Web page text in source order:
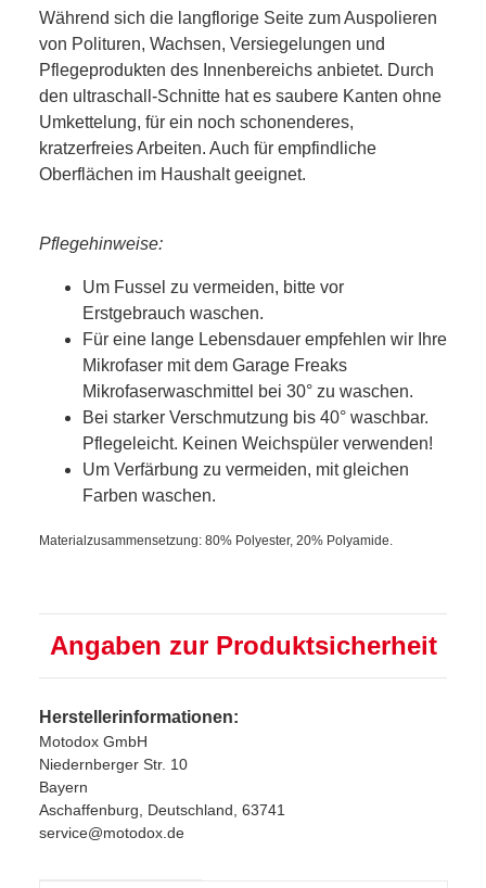
Während sich die langflorige Seite zum Auspolieren
von Polituren, Wachsen, Versiegelungen und
Pflegeprodukten des Innenbereichs anbietet. Durch
den ultraschall-Schnitte hat es saubere Kanten ohne
Umkettelung, für ein noch schonenderes,
kratzerfreies Arbeiten. Auch für empfindliche
Oberflächen im Haushalt geeignet.
Pflegehinweise:
Um Fussel zu vermeiden, bitte vor
Erstgebrauch waschen.
Für eine lange Lebensdauer empfehlen wir Ihre
Mikrofaser mit dem Garage Freaks
Mikrofaserwaschmittel bei 30° zu waschen.
Bei starker Verschmutzung bis 40° waschbar.
Pflegeleicht. Keinen Weichspüler verwenden!
Um Verfärbung zu vermeiden, mit gleichen
Farben waschen.
Materialzusammensetzung: 80% Polyester, 20% Polyamide.
Angaben zur Produktsicherheit
Herstellerinformationen:
Motodox GmbH
Niedernberger Str. 10
Bayern
Aschaffenburg, Deutschland, 63741
service@motodox.de